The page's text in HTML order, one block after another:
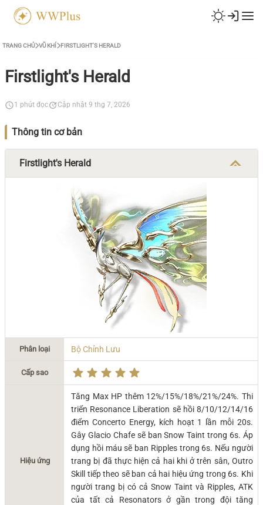
TRANG CHỦ VŨ KHÍ FIRSTLIGHT'S HERALD
Firstlight's Herald
1 phút đọc Cập nhật 9 thg 7, 2026
Thông tin cơ bản
Firstlight's Herald
Phân loại Bộ Chỉnh Lưu
Cấp sao
Hiệu ứng
Tăng Max HP thêm 12%/15%/18%/21%/24%. Thi
triển Resonance Liberation sẽ hồi 8/10/12/14/16
điểm Concerto Energy, kích hoạt 1 lần mỗi 20s.
Gây Glacio Chafe sẽ ban Snow Taint trong 6s. Áp
dụng hồi máu sẽ ban Ripples trong 6s. Nếu người
trang bị đã thực hiện cả hai khi ở trên sân, Outro
Skill tiếp theo sẽ ban cả hai hiệu ứng trong 6s. Khi
người trang bị có cả Snow Taint và Ripples, ATK
của tất cả Resonators ở gần trong đội tăng